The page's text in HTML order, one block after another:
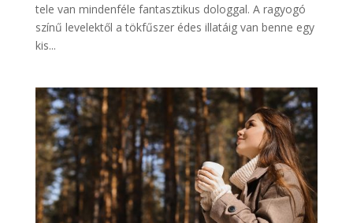
tele van mindenféle fantasztikus dologgal. A ragyogó
színű levelektől a tökfűszer édes illatáig van benne egy
kis...